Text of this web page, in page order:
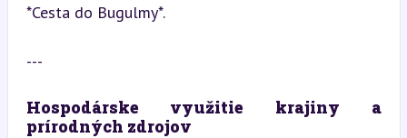
*Cesta do Bugulmy*.
---
Hospodárske využitie krajiny a
prírodných zdrojov